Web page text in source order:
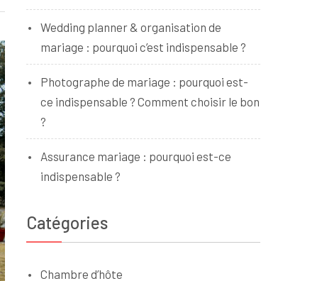
Wedding planner & organisation de
mariage : pourquoi c’est indispensable ?
Photographe de mariage : pourquoi est-
ce indispensable ? Comment choisir le bon
?
Assurance mariage : pourquoi est-ce
indispensable ?
Catégories
Chambre d’hôte